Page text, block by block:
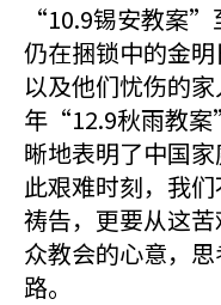
“10.9锡安教案”
仍在捆锁中的金明
以及他们忧伤的
年“12.9秋雨教
晰地表明了中国
此艰难时刻，我们
祷告，更要从这
众教会的心意，
路。